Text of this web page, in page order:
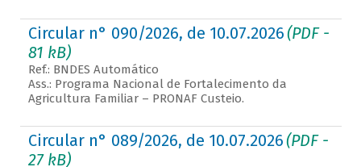
Circular n° 090/2026, de 10.07.2026(PDF -
81 kB)
Ref.: BNDES Automático
Ass.: Programa Nacional de Fortalecimento da
Agricultura Familiar – PRONAF Custeio.
Circular n° 089/2026, de 10.07.2026(PDF -
27 kB)